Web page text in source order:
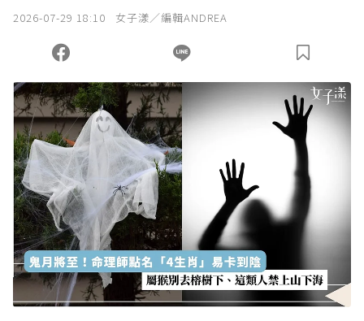
您當前剩餘 U 利點數：0點；前往 購買點數
2026-07-29 18:10 女子漾／編輯ANDREA